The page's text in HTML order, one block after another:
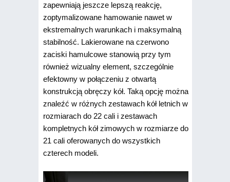
zapewniają jeszcze lepszą reakcję,
zoptymalizowane hamowanie nawet w
ekstremalnych warunkach i maksymalną
stabilność. Lakierowane na czerwono
zaciski hamulcowe stanowią przy tym
również wizualny element, szczególnie
efektowny w połączeniu z otwartą
konstrukcją obręczy kół. Taką opcję można
znaleźć w różnych zestawach kół letnich w
rozmiarach do 22 cali i zestawach
kompletnych kół zimowych w rozmiarze do
21 cali oferowanych do wszystkich
czterech modeli.